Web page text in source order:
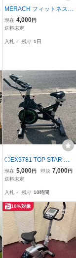
MERACH フィットネスバ
イク スピンバイク エアロ
バイク 有酸素運動 「461
現在 4,000円
送料未定
入札 - 残り 1日
◯EX9781 TOP STAR フ
ィットネスバイク フィッ
トボックス◯
現在 5,000円 即決 7,000円
送料未定
入札 - 残り 10時間
10%対象